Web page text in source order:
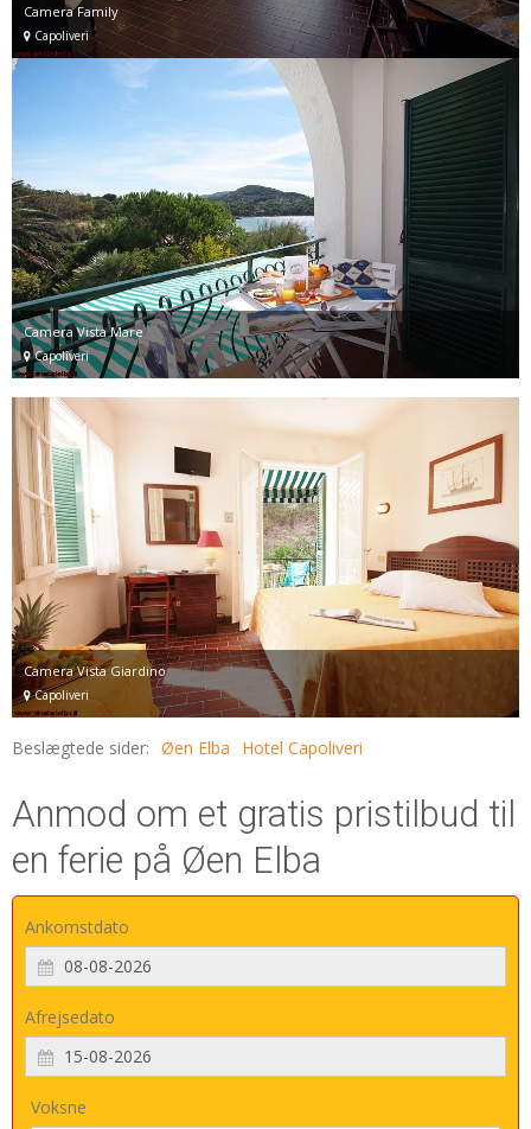
Camera Family
Capoliveri
Camera Vista Mare
Capoliveri
Camera Vista Giardino
Capoliveri
Beslægtede sider: Øen Elba Hotel Capoliveri
Anmod om et gratis pristilbud til
en ferie på Øen Elba
Ankomstdato
Afrejsedato
Voksne